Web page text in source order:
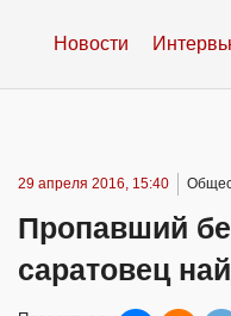
Новости
29 апреля 2016, 15:40
Пропавший
саратовец